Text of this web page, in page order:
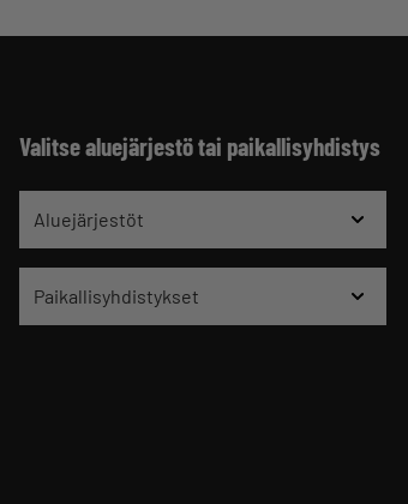
Valitse aluejärjestö tai paikallisyhdistys
Aluejärjestöt
Paikallisyhdistykset